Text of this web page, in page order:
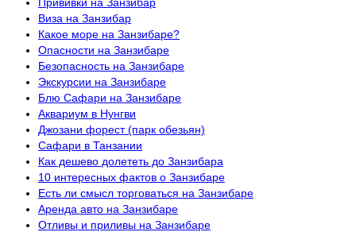
Виза на Занзибар
Какое море на Занзибаре?
Опасности на Занзибаре
Безопасность на Занзибаре
Экскурсии на Занзибаре
Блю Сафари на Занзибаре
Аквариум в Нунгви
Джозани форест (парк обезьян)
Сафари в Танзании
Как дешево долететь до Занзибара
10 интересных фактов о Занзибаре
Есть ли смысл торговаться на Занзибаре
Аренда авто на Занзибаре
Отливы и приливы на Занзибаре